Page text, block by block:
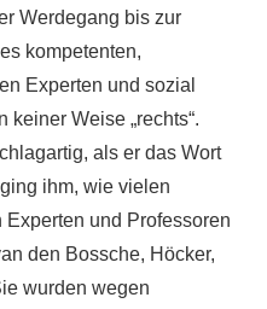
Werdegang bis zur
kompetenten,
Experten und sozial
Weise „rechts“.
als er das Wort
ihm, wie vielen
und Professoren
den Bossche, Höcker,
wurden wegen